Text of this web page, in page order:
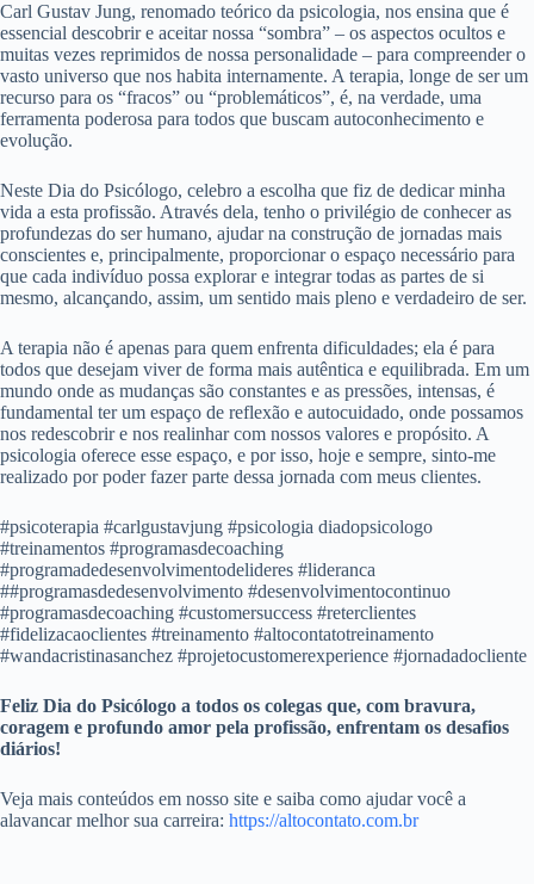
Carl Gustav Jung, renomado teórico da psicologia, nos ensina que é
essencial descobrir e aceitar nossa “sombra” – os aspectos ocultos e
muitas vezes reprimidos de nossa personalidade – para compreender o
vasto universo que nos habita internamente. A terapia, longe de ser um
recurso para os “fracos” ou “problemáticos”, é, na verdade, uma
ferramenta poderosa para todos que buscam autoconhecimento e
evolução.
Neste Dia do Psicólogo, celebro a escolha que fiz de dedicar minha
vida a esta profissão. Através dela, tenho o privilégio de conhecer as
profundezas do ser humano, ajudar na construção de jornadas mais
conscientes e, principalmente, proporcionar o espaço necessário para
que cada indivíduo possa explorar e integrar todas as partes de si
mesmo, alcançando, assim, um sentido mais pleno e verdadeiro de ser.
A terapia não é apenas para quem enfrenta dificuldades; ela é para
todos que desejam viver de forma mais autêntica e equilibrada. Em um
mundo onde as mudanças são constantes e as pressões, intensas, é
fundamental ter um espaço de reflexão e autocuidado, onde possamos
nos redescobrir e nos realinhar com nossos valores e propósito. A
psicologia oferece esse espaço, e por isso, hoje e sempre, sinto-me
realizado por poder fazer parte dessa jornada com meus clientes.
#psicoterapia #carlgustavjung #psicologia diadopsicologo
#treinamentos #programasdecoaching
#programadedesenvolvimentodelideres #lideranca
##programasdedesenvolvimento #desenvolvimentocontinuo
#programasdecoaching #customersuccess #reterclientes
#fidelizacaoclientes #treinamento #altocontatotreinamento
#wandacristinasanchez #projetocustomerexperience #jornadadocliente
Feliz Dia do Psicólogo a todos os colegas que, com bravura,
coragem e profundo amor pela profissão, enfrentam os desafios
diários!
Veja mais conteúdos em nosso site e saiba como ajudar você a
alavancar melhor sua carreira: https://altocontato.com.br